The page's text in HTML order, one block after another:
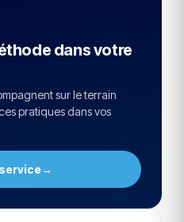
dans votre
sur le terrain
pratiques dans vos
→